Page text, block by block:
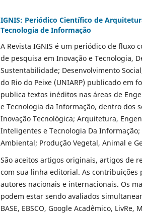
IGNIS: Periódico Científico de
Tecnologia de Informação
A Revista IGNIS é um periódico de fluxo
de pesquisa em Inovação e Tecnologia,
Sustentabilidade; Desenvolvimento
do Rio do Peixe (UNIARP) publicado em
publica textos inéditos nas áreas de
e Tecnologia da Informação, dentro dos
Inovação Tecnológica; Arquitetura,
Inteligentes e Tecnologia Da
Ambiental; Produção Vegetal, Animal e
São aceitos artigos originais, artigos de
com sua linha editorial. As
autores nacionais e internacionais. Os
podem estar sendo avaliados
BASE, EBSCO, Google Acadêmico,